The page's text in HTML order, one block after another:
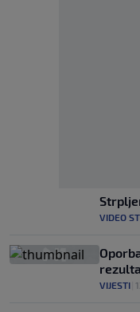
VIDEO
VIJESTI